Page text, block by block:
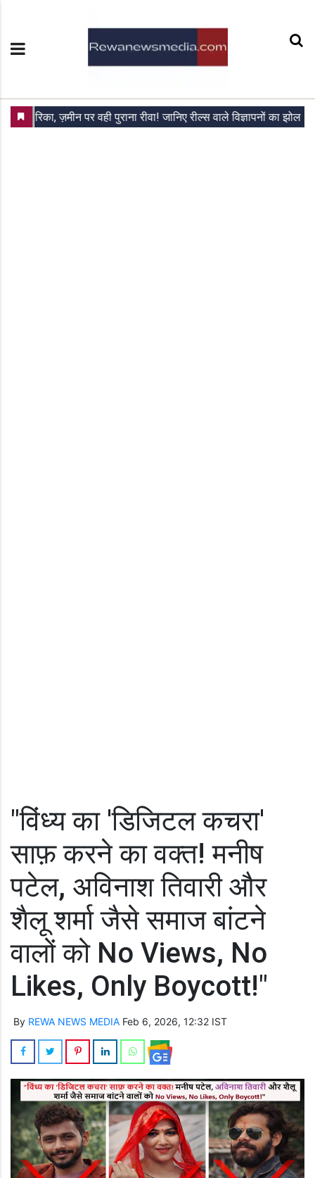
"विंध्य का 'डिजिटल कचरा'
साफ़ करने का वक्त! मनीष
पटेल, अविनाश तिवारी और
शैलू शर्मा जैसे समाज बांटने
वालों को No Views, No
Likes, Only Boycott!"
By REWA NEWS MEDIA Feb 6, 2026, 12:32 IST